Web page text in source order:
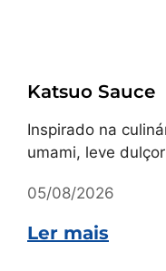
Katsuo Sauce
Inspirado na
umami, leve
05/08/2026
Ler mais